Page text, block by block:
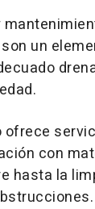
un
ofrece
con
hasta la